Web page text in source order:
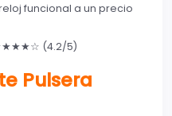
funcional a un precio
(4.2/5)
Pulsera